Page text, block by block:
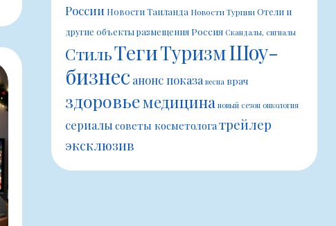
России Новости Таиланда Новости ТурцииОтели и
другие объекты размещенияРоссия Скандалы, сигналы
СтильТегиТуризмШоу-
бизнес анонс показа весна врач
здоровьемедицина новый сезон онкология
сериалы советы косметологатрейлер
эксклюзив